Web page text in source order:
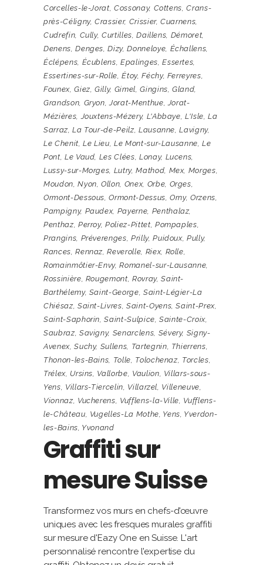
Corcelles-le-Jorat,Cossonay, Cottens,Crans-
près-Céligny,Crassier, Crissier,Cuarnens,
Cudrefin, Cully,Curtilles,Daillens, Démoret,
Denens,Denges,Dizy,Donneloye, Échallens,
Éclépens, Écublens,Epalinges,Essertes,
Essertines-sur-Rolle,Étoy,Féchy, Ferreyres,
Founex,Giez,Gilly, Gimel,Gingins,Gland,
Grandson, Gryon,Jorat-Menthue,Jorat-
Mézières,Jouxtens-Mézery, L'Abbaye,L'Isle,La
Sarraz,La Tour-de-Peilz, Lausanne,Lavigny,
Le Chenit,Le Lieu,Le Mont-sur-Lausanne,Le
Pont, Le Vaud, Les Clées, Lonay, Lucens,
Lussy-sur-Morges, Lutry,Mathod, Mex, Morges,
Moudon,Nyon,Ollon, Onex, Orbe, Orges,
Ormont-Dessous,Ormont-Dessus,Orny,Orzens,
Pampigny, Paudex, Payerne, Penthalaz,
Penthaz, Perroy,Poliez-Pittet, Pompaples,
Prangins, Préverenges, Prilly,Puidoux,Pully,
Rances,Rennaz,Reverolle, Riex, Rolle,
Romainmôtier-Envy,Romanel-sur-Lausanne,
Rossinière, Rougemont, Rovray,Saint-
Barthélemy, Saint-George, Saint-Légier-La
Chiésaz, Saint-Livres, Saint-Oyens,Saint-Prex,
Saint-Saphorin,Saint-Sulpice,Sainte-Croix,
Saubraz, Savigny, Senarclens, Sévery, Signy-
Avenex,Suchy, Sullens, Tartegnin, Thierrens,
Thonon-les-Bains, Tolle, Tolochenaz, Torcles,
Trélex, Ursins, Vallorbe, Vaulion, Villars-sous-
Yens, Villars-Tiercelin, Villarzel, Villeneuve,
Vionnaz, Vucherens, Vufflens-la-Ville, Vufflens-
le-Château, Vugelles-La Mothe, Yens, Yverdon-
les-Bains, Yvonand
Graffiti sur
mesure Suisse
Transformez vos murs en chefs-d'œuvre
uniques avec les fresques murales graffiti
sur mesure d'Eazy One en Suisse. L'art
personnalisé rencontre l'expertise du